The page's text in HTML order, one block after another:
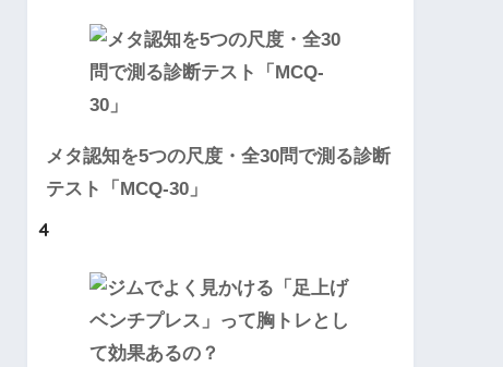
メタ認知を5つの尺度・全30問で測る診断
テスト「MCQ-30」
4